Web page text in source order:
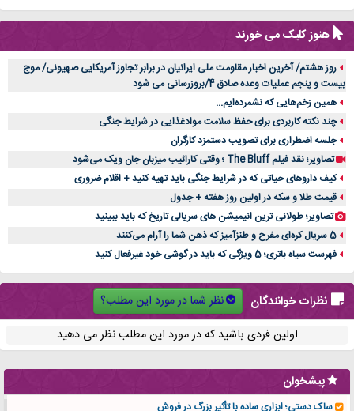
هنوز کلیک می خورند
روز هشتم/ آخرین اخبار مقاومت ملی ایرانیان در برابر تجاوز آمریکایی صهیونی/ موج
بیست و پنجم عملیات وعده صادق 4/بروزرسانی می شود
همین زخم‌هایی که نشمرده‌ایم...
چند نکته کاربردی برای حفظ سلامت موادغذایی در شرایط جنگی
جلسه اضطراری برای تصویب دستمزد کارگران
تصاویر؛ نقد فیلم The Bluff ؛ وقتی کارائیب میزبان جان ویک می‌شود
کیف داروهای حیاتی که در شرایط جنگی باید تهیه کنید + اقلام ضروری
قیمت طلا و سکه در اولین روز هفته + جدول
تصاویر؛ طولانی ترین انیمیشن های سریالی تاریخ که باید ببینید
5 سریال کره‌ای مفرح و طنزآمیز که ذهن شما را آرام می‌کنند
فهرست سیاه باتری؛ 5 ویژگی که باید در گوشی خود غیرفعال کنید
نظرات خوانندگان
نظر شما در مورد این مطلب؟
اولین فردی باشید که در مورد این مطلب نظر می دهید
پیشخوان
ساک دستی؛ ابزاری ساده با تأثیر بزرگ در فروش